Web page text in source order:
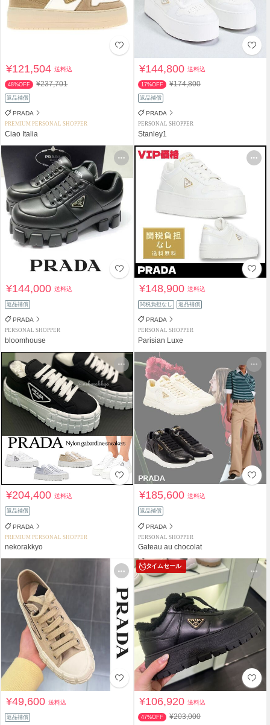
¥121,504送料込
48%OFF ¥237,701
返品補償
PRADA
PREMIUM PERSONAL SHOPPER
Ciao Italia
¥144,800送料込
17%OFF ¥174,800
返品補償
PRADA
PERSONAL SHOPPER
Stanley1
¥144,000送料込
返品補償
PRADA
PERSONAL SHOPPER
bloomhouse
¥148,900送料込
関税負担なし 返品補償
PRADA
PERSONAL SHOPPER
Parisian Luxe
¥204,400送料込
返品補償
PRADA
PREMIUM PERSONAL SHOPPER
nekorakkyo
¥185,600送料込
返品補償
PRADA
PERSONAL SHOPPER
Gateau au chocolat
¥49,600送料込
返品補償
タイムセール
¥106,920送料込
47%OFF ¥203,000